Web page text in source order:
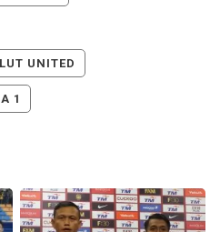
UNITED
1